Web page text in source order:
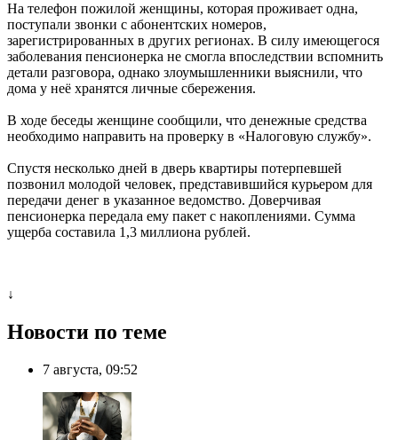
На телефон пожилой женщины, которая проживает одна,
поступали звонки с абонентских номеров,
зарегистрированных в других регионах. В силу имеющегося
заболевания пенсионерка не смогла впоследствии вспомнить
детали разговора, однако злоумышленники выяснили, что
дома у неё хранятся личные сбережения.
В ходе беседы женщине сообщили, что денежные средства
необходимо направить на проверку в «Налоговую службу».
Спустя несколько дней в дверь квартиры потерпевшей
позвонил молодой человек, представившийся курьером для
передачи денег в указанное ведомство. Доверчивая
пенсионерка передала ему пакет с накоплениями. Сумма
ущерба составила 1,3 миллиона рублей.
↓
Новости по теме
7 августа, 09:52